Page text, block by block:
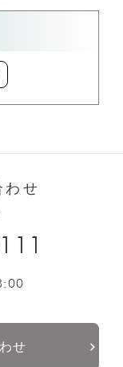
わせ
せ